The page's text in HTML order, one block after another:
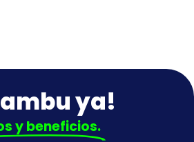
ya!
y beneficios.